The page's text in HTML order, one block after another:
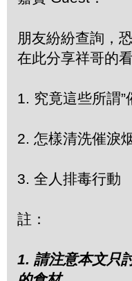
朋友紛紛查詢，
在此分享祥哥的看
1. 究竟這些所謂”
2. 怎樣清洗催淚
3. 全人排毒行動
註：
1. 請注意本文只